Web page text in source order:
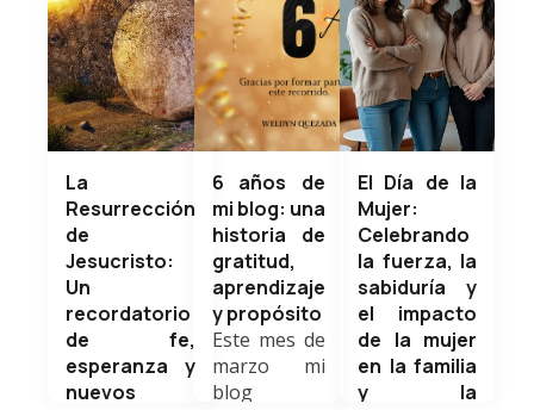
La
Resurrección
de
Jesucristo:
Un
recordatorio
de fe,
esperanza y
nuevos
6 años de
mi blog: una
historia de
gratitud,
aprendizaje
y propósito
Este mes de
marzo mi
blog
El Día de la
Mujer:
Celebrando
la fuerza, la
sabiduría y
el impacto
de la mujer
en la familia
y la